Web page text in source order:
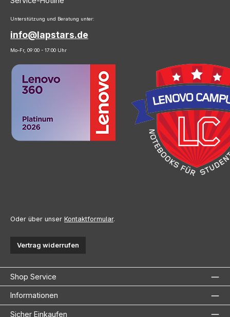
Unterstützung und Beratung unter:
info@lapstars.de
Mo-Fr, 09:00 - 17:00 Uhr
Oder über unser Kontaktformular.
Vertrag widerrufen
Shop Service
Informationen
Sicher Einkaufen